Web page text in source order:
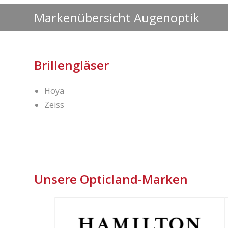
Markenübersicht Augenoptik
Brillengläser
Hoya
Zeiss
Unsere Opticland-Marken